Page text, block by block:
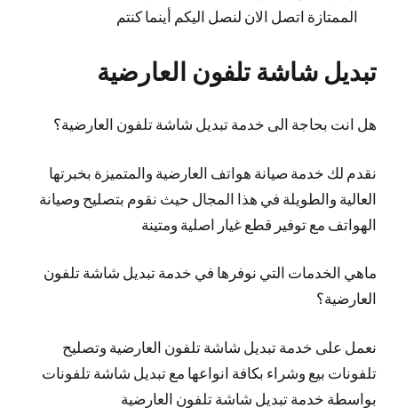
الممتازة اتصل الان لنصل اليكم أينما كنتم
تبديل شاشة تلفون العارضية
هل انت بحاجة الى خدمة تبديل شاشة تلفون العارضية؟
نقدم لك خدمة صيانة هواتف العارضية والمتميزة بخبرتها
العالية والطويلة في هذا المجال حيث نقوم بتصليح وصيانة
الهواتف مع توفير قطع غيار اصلية ومتينة
ماهي الخدمات التي نوفرها في خدمة تبديل شاشة تلفون
العارضية؟
نعمل على خدمة تبديل شاشة تلفون العارضية وتصليح
تلفونات بيع وشراء بكافة انواعها مع تبديل شاشة تلفونات
بواسطة خدمة تبديل شاشة تلفون العارضية